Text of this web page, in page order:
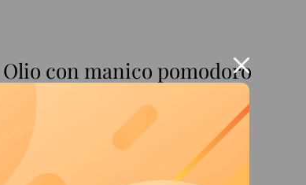
Olio con manico pomodoro
oliva
19,00 €
Quantità *